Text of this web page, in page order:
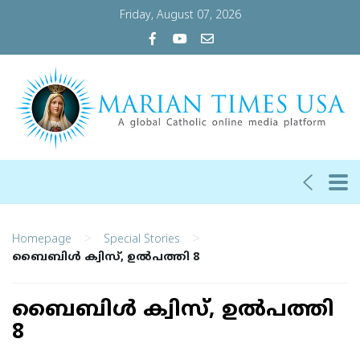
Friday, August 07, 2026
Homepage > Special Stories >
ബൈബിള്‍ ക്വിസ്, ഉല്‍പത്തി 8
ബൈബിള്‍ ക്വിസ്, ഉല്‍പത്തി
8